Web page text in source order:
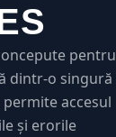
pentru
dintr-o singură
accesul
și erorile